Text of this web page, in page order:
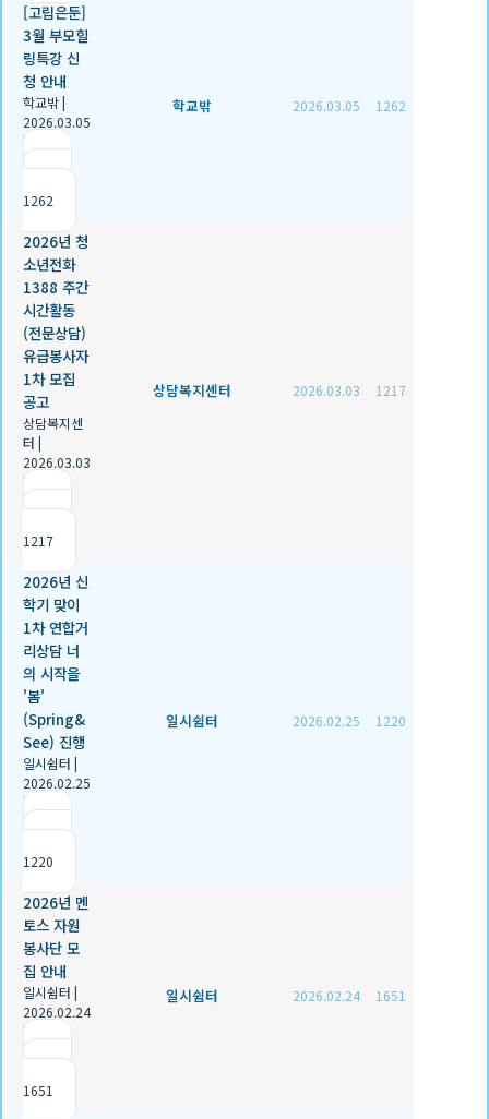
[고립은둔]
3월 부모힐
링특강 신
청 안내
학교밖|
2026.03.05
|
1262
학교밖 2026.03.05 1262
2026년 청
소년전화
1388 주간
시간활동
(전문상담)
유급봉사자
1차 모집
공고
상담복지센
터 |
2026.03.03
|
1217
상담복지센터 2026.03.03 1217
2026년 신
학기 맞이
1차 연합거
리상담 너
의 시작을
'봄'
(Spring&
See) 진행
일시쉼터 |
2026.02.25
|
1220
일시쉼터 2026.02.25 1220
2026년 멘
토스 자원
봉사단 모
집 안내
일시쉼터 |
2026.02.24
|
1651
일시쉼터 2026.02.24 1651